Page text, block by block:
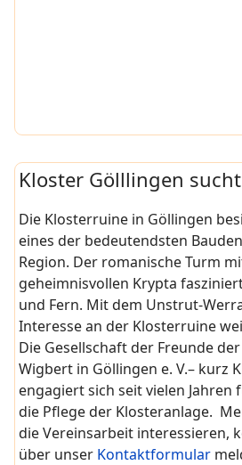
Kloster Gölllingen
Die Klosterruine in Göllingen
eines der bedeutendsten
Region. Der romanische Turm
geheimnisvollen Krypta
und Fern. Mit dem Unstrut-
Interesse an der Klosterruine
Die Gesellschaft der Freunde
Wigbert in Göllingen e. V.– kurz
engagiert sich seit vielen Jahren
die Pflege der Klosteranlage.
die Vereinsarbeit interessieren,
über unser Kontaktformular